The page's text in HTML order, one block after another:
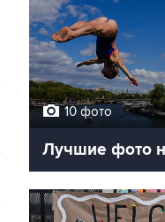
10 фото
Лучшие фото